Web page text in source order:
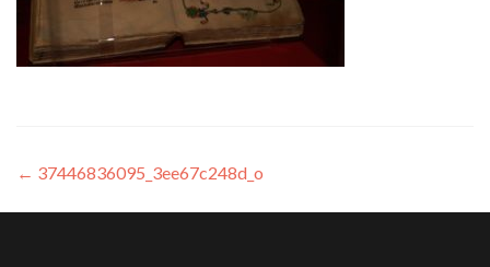
← 37446836095_3ee67c248d_o